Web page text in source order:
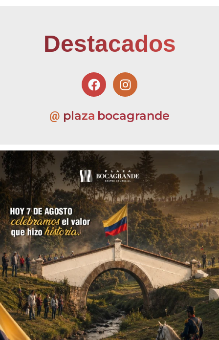
Destacados
@ plaza bocagrande